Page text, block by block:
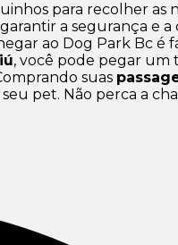
para recolher as
a segurança e
ao Dog Park Bc é
, você pode pegar um
suas
pet. Não perca a